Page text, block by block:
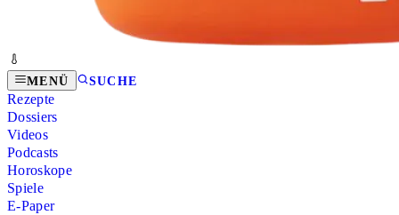
MENÜ SUCHE
Rezepte
Dossiers
Videos
Podcasts
Horoskope
Spiele
E-Paper